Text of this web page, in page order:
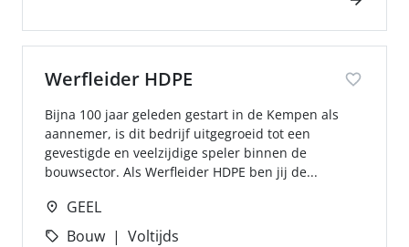
Werfleider HDPE
Bijna 100 jaar geleden gestart in de Kempen als
aannemer, is dit bedrijf uitgegroeid tot een
gevestigde en veelzijdige speler binnen de
bouwsector. Als Werfleider HDPE ben jij de...
GEEL
Bouw
Voltijds